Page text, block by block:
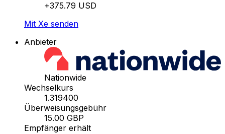
+375.79 USD
Mit Xe senden
Anbieter
Nationwide
Wechselkurs
1.319400
Überweisungsgebühr
15.00 GBP
Empfänger erhält